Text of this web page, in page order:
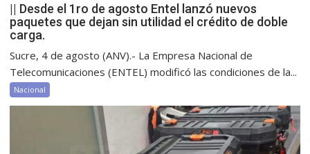
|| Desde el 1ro de agosto Entel lanzó nuevos
paquetes que dejan sin utilidad el crédito de doble
carga.
Sucre, 4 de agosto (ANV).- La Empresa Nacional de
Telecomunicaciones (ENTEL) modificó las condiciones de la...
Nacional